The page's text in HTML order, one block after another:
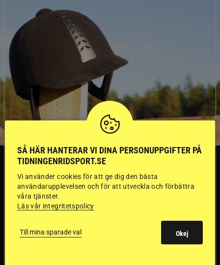
SVERIGE
Dyraste
ridhjälmarna blev
sämst i test
SÅ HÄR HANTERAR VI DINA PERSONUPPGIFTER PÅ
TIDNINGENRIDSPORT.SE
Vi använder cookies för att ge dig den bästa
användarupplevelsen och för att utveckla och förbättra
våra tjänster.
Läs vår integritetspolicy
Till mina sparade val Okej